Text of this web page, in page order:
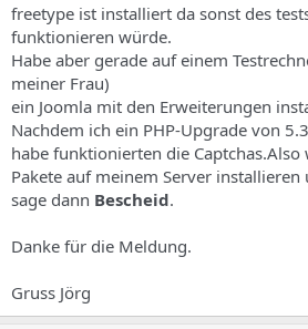
freetype ist installiert da sonst des
funktionieren würde.
Habe aber gerade auf einem
meiner Frau)
ein Joomla mit den Erweiterungen
Nachdem ich ein PHP-Upgrade von
habe funktionierten die Captchas.Also
Pakete auf meinem Server installieren
sage dann Bescheid.
Danke für die Meldung.
Gruss Jörg